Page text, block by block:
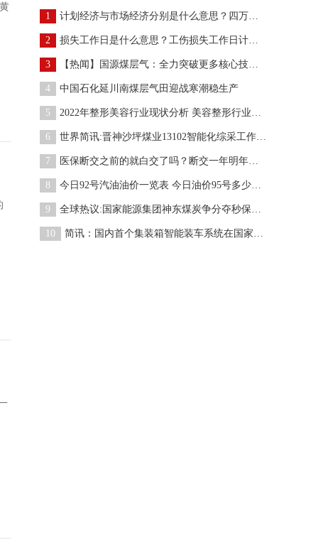
1 计划经济与市场经济分别是什么意思？四万亿计划对中
2 损失工作日是什么意思？工伤损失工作日计算公式
3 【热闻】国源煤层气：全力突破更多核心技术 不断向
4 中国石化延川南煤层气田迎战寒潮稳生产
5 2022年整形美容行业现状分析 美容整形行业发展前景
6 世界简讯:晋神沙坪煤业13102智能化综采工作面顺利通
7 医保断交之前的就白交了吗？断交一年明年再交可以吗
8 今日92号汽油油价一览表 今日油价95号多少钱？
9 全球热议:国家能源集团神东煤炭争分夺秒保障能源安
10 简讯：国内首个集装箱智能装车系统在国家能源集团上